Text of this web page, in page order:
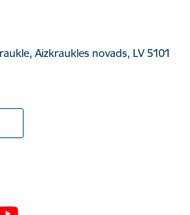
Aizkraukles novads, LV 5101